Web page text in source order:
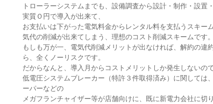
トローラーシステムまでも、設備調査から設計・制作・設置
実質Ｏ円で導入が出来て、
お支払いは下がった電気料金からレンタル料を支払うスキー
気代の削減が出来てしまう、理想のコスト削減スキームです
もしも万が一、電気代削減メリットが出なければ、解約の違
ら、全くノーリスクです。
だからなんと、導入月からコストメリットしか発生しないの
低電圧システムブレーカー（特許３件取得済み）に関しては
ーパーなどの
メガフランチャイザー等が店舗向けに、既に新電力会社に切